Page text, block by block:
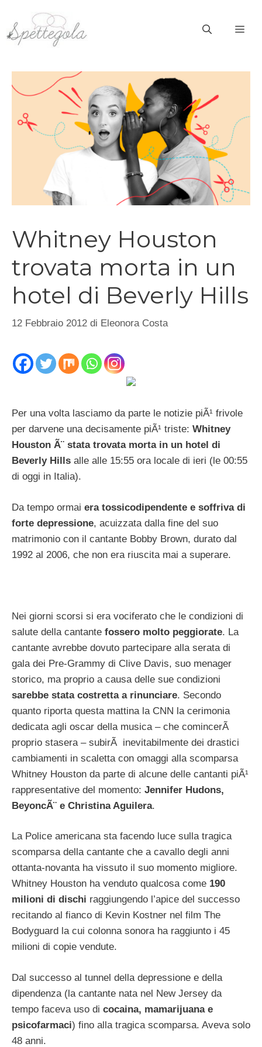
contenuto
Whitney Houston
trovata morta in un
hotel di Beverly Hills
12 Febbraio 2012 di Eleonora Costa
Per una volta lasciamo da parte le notizie piÃ¹ frivole
per darvene una decisamente piÃ¹ triste: Whitney
Houston Ã¨ stata trovata morta in un hotel di
Beverly Hills alle alle 15:55 ora locale di ieri (le 00:55
di oggi in Italia).
Da tempo ormai era tossicodipendente e soffriva di
forte depressione, acuizzata dalla fine del suo
matrimonio con il cantante Bobby Brown, durato dal
1992 al 2006, che non era riuscita mai a superare.
Nei giorni scorsi si era vociferato che le condizioni di
salute della cantante fossero molto peggiorate. La
cantante avrebbe dovuto partecipare alla serata di
gala dei Pre-Grammy di Clive Davis, suo menager
storico, ma proprio a causa delle sue condizioni
sarebbe stata costretta a rinunciare. Secondo
quanto riporta questa mattina la CNN la cerimonia
dedicata agli oscar della musica – che comincerÃ
proprio stasera – subirÃ inevitabilmente dei drastici
cambiamenti in scaletta con omaggi alla scomparsa
Whitney Houston da parte di alcune delle cantanti piÃ¹
rappresentative del momento: Jennifer Hudons,
BeyoncÃ¨ e Christina Aguilera.
La Police americana sta facendo luce sulla tragica
scomparsa della cantante che a cavallo degli anni
ottanta-novanta ha vissuto il suo momento migliore.
Whitney Houston ha venduto qualcosa come 190
milioni di dischi raggiungendo l’apice del successo
recitando al fianco di Kevin Kostner nel film The
Bodyguard la cui colonna sonora ha raggiunto i 45
milioni di copie vendute.
Dal successo al tunnel della depressione e della
dipendenza (la cantante nata nel New Jersey da
tempo faceva uso di cocaina, mamarijuana e
psicofarmaci) fino alla tragica scomparsa. Aveva solo
48 anni.